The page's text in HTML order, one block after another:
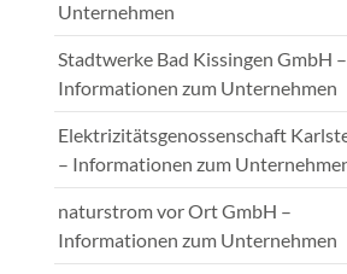
Unternehmen
Stadtwerke Bad Kissingen GmbH –
Informationen zum Unternehmen
Elektrizitätsgenossenschaft
– Informationen zum
naturstrom vor Ort GmbH –
Informationen zum Unternehmen